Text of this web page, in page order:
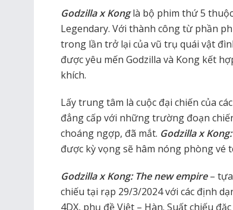
Godzilla x Konglà bộ phim thứ 5
Legendary. Với thành công từ phần
trong lần trở lại của vũ trụ quái vật
được yêu mến Godzilla và Kong kết
khích.
Lấy trung tâm là cuộc đại chiến của
đẳng cấp với những trường đoạn
choáng ngợp, đã mắt. Godzilla x
được kỳ vọng sẽ hâm nóng phòng vé
Godzilla x Kong: The new empire– tựa
chiếu tại rạp 29/3/2024 với các định
4DX, phụ đề Việt – Hàn. Suất chiếu